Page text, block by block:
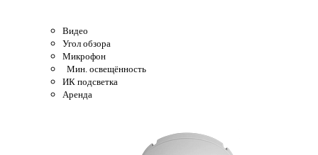
Видео
Угол обзора
Микрофон
Мин. освещённость
ИК подсветка
Аренда